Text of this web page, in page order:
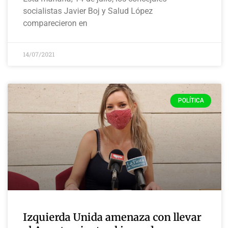
socialistas Javier Boj y Salud López
comparecieron en
14/07/2021
POLÍTICA
Izquierda Unida amenaza con llevar